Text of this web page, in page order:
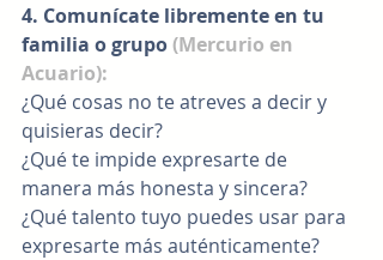
4. Comunícate libremente en tu
familia o grupo (Mercurio en
Acuario):
¿Qué cosas no te atreves a decir y
quisieras decir?
¿Qué te impide expresarte de
manera más honesta y sincera?
¿Qué talento tuyo puedes usar para
expresarte más auténticamente?